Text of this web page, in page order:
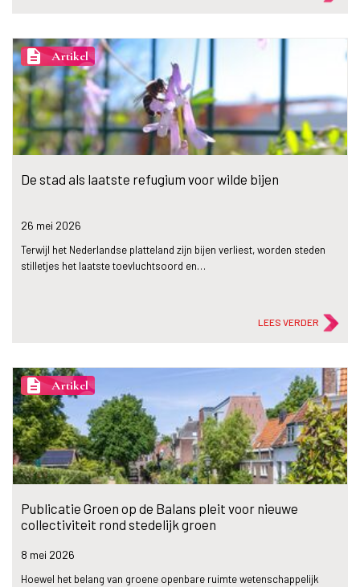
description Artikel
De stad als laatste refugium voor wilde bijen
26 mei 2026
Terwijl het Nederlandse platteland zijn bijen verliest, worden steden
stilletjes het laatste toevluchtsoord en…
LEES VERDER
description Artikel
Publicatie Groen op de Balans pleit voor nieuwe
collectiviteit rond stedelijk groen
8 mei 2026
Hoewel het belang van groene openbare ruimte wetenschappelijk